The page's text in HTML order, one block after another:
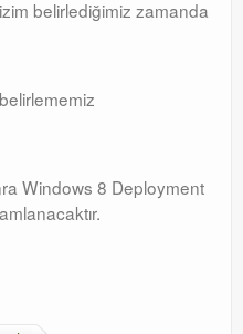
belirlediğimiz zamanda
Windows 8 Deployment